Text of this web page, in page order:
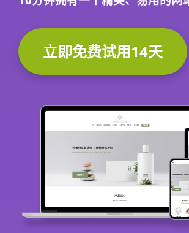
立即免费试用14天